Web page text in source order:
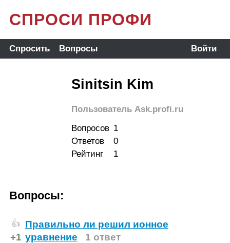
СПРОСИ ПРОФИ
Спросить Вопросы Войти
Sinitsin Kim
Пользователь Ask.profi.ru
Вопросов 1
Ответов
0
Рейтинг
1
Вопросы:
👍
+1
Правильно ли решил ионное
уравнение
1 ответ